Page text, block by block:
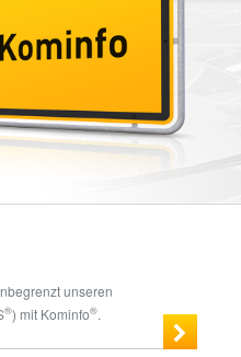
unseren
®) mit Kominfo®.